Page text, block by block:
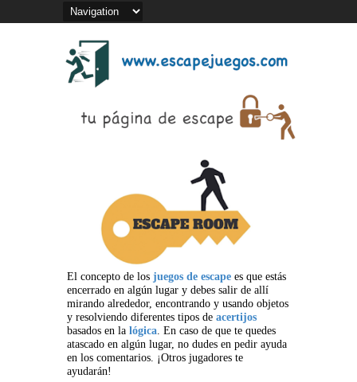
El concepto de los juegos de escape es que estás
encerrado en algún lugar y debes salir de allí
mirando alrededor, encontrando y usando objetos
y resolviendo diferentes tipos de acertijos
basados en la lógica. En caso de que te quedes
atascado en algún lugar, no dudes en pedir ayuda
en los comentarios. ¡Otros jugadores te
ayudarán!